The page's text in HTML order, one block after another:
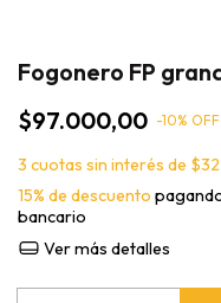
Fogonero FP
$97.000,00 -10% OFF
3 cuotas sin interés de
15% de descuento
bancario
Ver más detalles